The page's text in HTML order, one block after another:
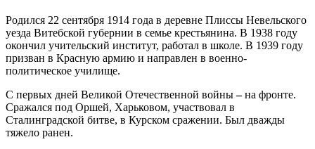
Родился 22 сентября 1914 года в деревне Плиссы Невельского
уезда Витебской губернии в семье крестьянина. В 1938 году
окончил учительский институт, работал в школе. В 1939 году
призван в Красную армию и направлен в военно-
политическое училище.
С первых дней Великой Отечественной войны–на фронте.
Сражался под Оршей, Харьковом, участвовал в
Сталинградской битве, в Курском сражении. Был дважды
тяжело ранен.